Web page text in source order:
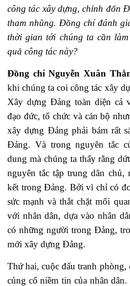
công tác xây dựng, chỉnh đốn
tham nhũng. Đồng chí đánh
thời gian tới chúng ta cần
quả công tác này?
Đồng chí Nguyễn Xuân
khi chúng ta coi công tác xây
Xây dựng Đảng toàn diện cả
đạo đức, tổ chức và cán bộ
xây dựng Đảng phải bám rất
Đảng. Và trong nguyên tắc
dung mà chúng ta thấy rằng
nguyên tắc tập trung dân chủ,
kết trong Đảng. Bởi vì chỉ có
sức mạnh và thắt chặt mối
với nhân dân, dựa vào nhân
có những người trong Đảng,
mới xây dựng Đảng.
Thứ hai, cuộc đấu tranh phòng,
củng cố niềm tin của nhân